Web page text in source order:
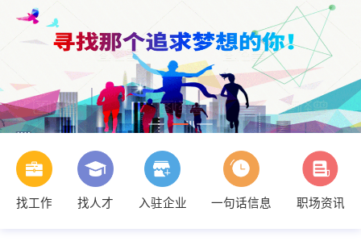
找工作 找人才 入驻企业 一句话信息
职场资讯